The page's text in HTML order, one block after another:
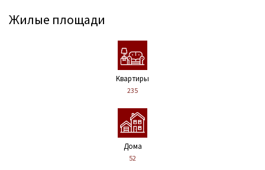
Жилые площади
Kвартиры
235
Дома
52